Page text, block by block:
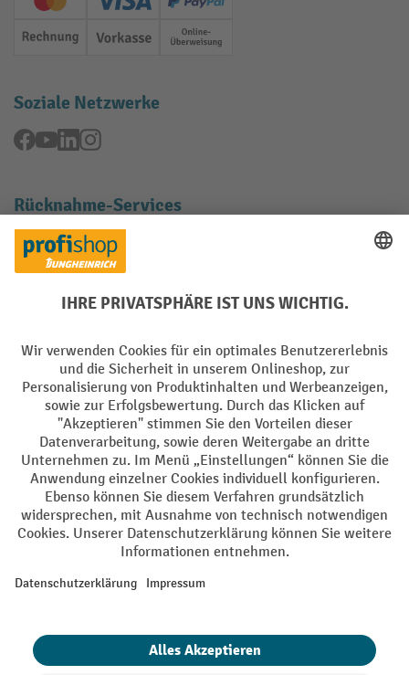
Creditcard (Master)Creditcard (Visa)
PayPal
Rechnung Vorkasse Online-Überweisung
Soziale Netzwerke
Facebook
YouTubeLinkedInInstagram
Rücknahme-Services
Elektrogeräte Rückname
Batterie Rückname
Impressum Datenschutz
Barrierefreiheit Grounding Page Privacy Settings
Alle Preise exkl. gesetzl. Mehrwertsteuer zzgl.Versandkostenund ggf.
Nachnahmegebühren, wenn nicht anders angegeben.
¹ Der Rabatt gilt so lange der Vorrat reicht. Der Rabatt gilt nicht auf
oder Gutscheinen ist nicht möglich. | ² Der Rabatt wird einmalig bei
eingelöst werden. Die Höhe des Rabatts variiert je nach
Produktkategorie und beträgt bis zu 10 % (10 % auf Lager, Umwelt,